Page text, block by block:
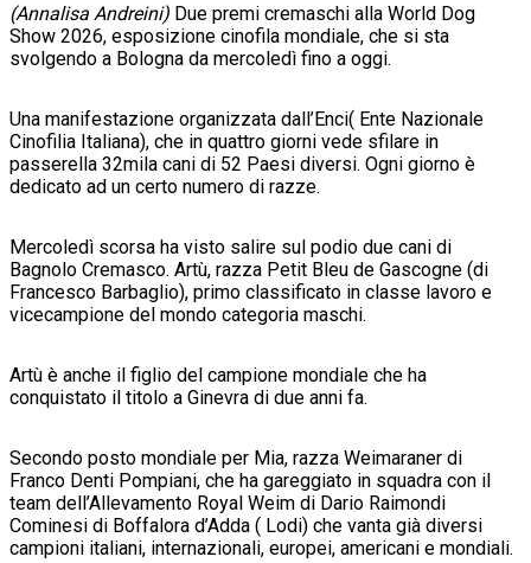
(Annalisa Andreini) Due premi cremaschi alla World Dog
Show 2026, esposizione cinofila mondiale, che si sta
svolgendo a Bologna da mercoledì fino a oggi.
Una manifestazione organizzata dall’Enci( Ente Nazionale
Cinofilia Italiana), che in quattro giorni vede sfilare in
passerella 32mila cani di 52 Paesi diversi. Ogni giorno è
dedicato ad un certo numero di razze.
Mercoledì scorsa ha visto salire sul podio due cani di
Bagnolo Cremasco. Artù, razza Petit Bleu de Gascogne (di
Francesco Barbaglio), primo classificato in classe lavoro e
vicecampione del mondo categoria maschi.
Artù è anche il figlio del campione mondiale che ha
conquistato il titolo a Ginevra di due anni fa.
Secondo posto mondiale per Mia, razza Weimaraner di
Franco Denti Pompiani, che ha gareggiato in squadra con il
team dell’Allevamento Royal Weim di Dario Raimondi
Cominesi di Boffalora d’Adda ( Lodi) che vanta già diversi
campioni italiani, internazionali, europei, americani e mondiali.